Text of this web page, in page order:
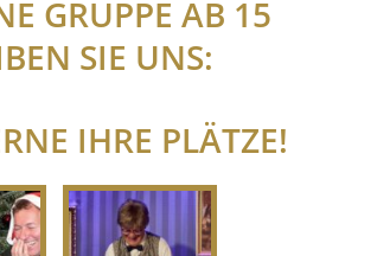
GRUPPE AB 15
SIE UNS:
IHRE PLÄTZE!